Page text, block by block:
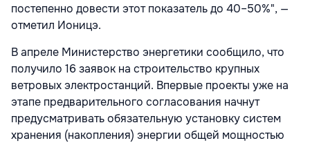
постепенно довести этот показатель до 40–50%", —
отметил Ионицэ.
В апреле Министерство энергетики сообщило, что
получило 16 заявок на строительство крупных
ветровых электростанций. Впервые проекты уже на
этапе предварительного согласования начнут
предусматривать обязательную установку систем
хранения (накопления) энергии общей мощностью